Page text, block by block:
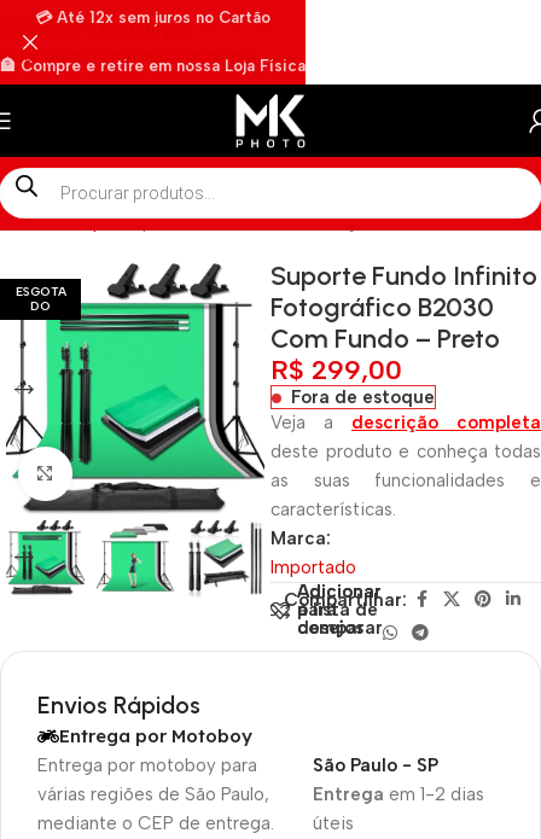
Pular para a navegação
Pular para o conteúdo principal
Início»Shop»Suporte Fundo Infinito Fotográfico B2030 Com
ESGOTA
DO
Clique para ampliar
Suporte Fundo Infinito
Fotográfico B2030
Com Fundo – Preto
R$ 299,00
Fora de estoque
Veja a descrição completa
deste produto e conheça todas
as suas funcionalidades e
características.
Marca:
Importado
Adicionar
para
comparar
Adicionar
à lista de
desejos
Compartilhar:
Envios Rápidos
Entrega por Motoboy
Entrega por motoboy para
várias regiões de São Paulo,
mediante o CEP de entrega.
Entrega em 1-2 dias
úteis
São Paulo - SP
💳 Até 12x sem juros no Cartão
🏦 Compre e retire em nossa Loja Física
🏍️ Envios rápidos por Motoboy